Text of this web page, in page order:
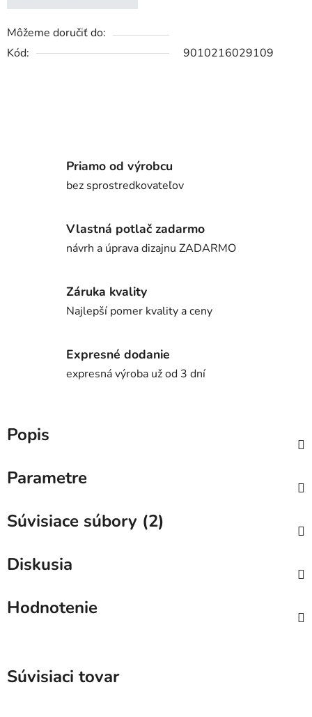
Môžeme doručiť do:
Kód:
9010216029109
Priamo od výrobcu
bez sprostredkovateľov
Vlastná potlač zadarmo
návrh a úprava dizajnu ZADARMO
Záruka kvality
Najlepší pomer kvality a ceny
Expresné dodanie
expresná výroba už od 3 dní
Popis
Parametre
Súvisiace súbory (2)
Diskusia
Hodnotenie
Súvisiaci tovar